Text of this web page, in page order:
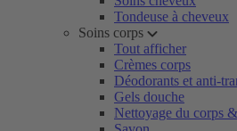
Tondeuse à cheveux
Soins corps
Tout afficher
Crèmes corps
Déodorants et anti-
Gels douche
Nettoyage du corps